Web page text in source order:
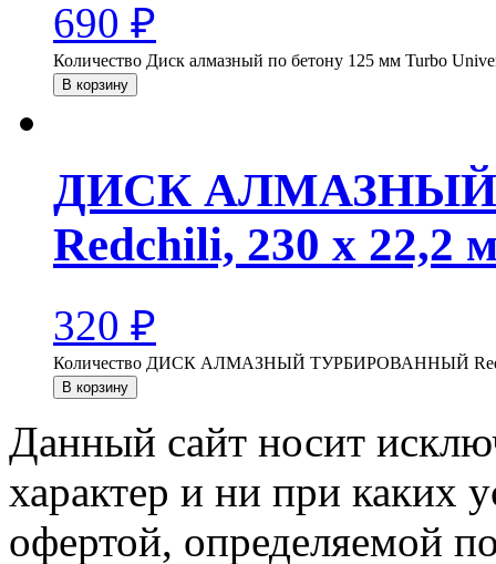
690 ₽
Количество Диск алмазный по бетону 125 мм Turbo
В корзину
ДИСК
Redchili, 230 х 22,2
320 ₽
Количество ДИСК АЛМАЗНЫЙ ТУРБИРОВАННЫЙ
В корзину
Данный сайт носит
характер и ни при каких
офертой, определяемой